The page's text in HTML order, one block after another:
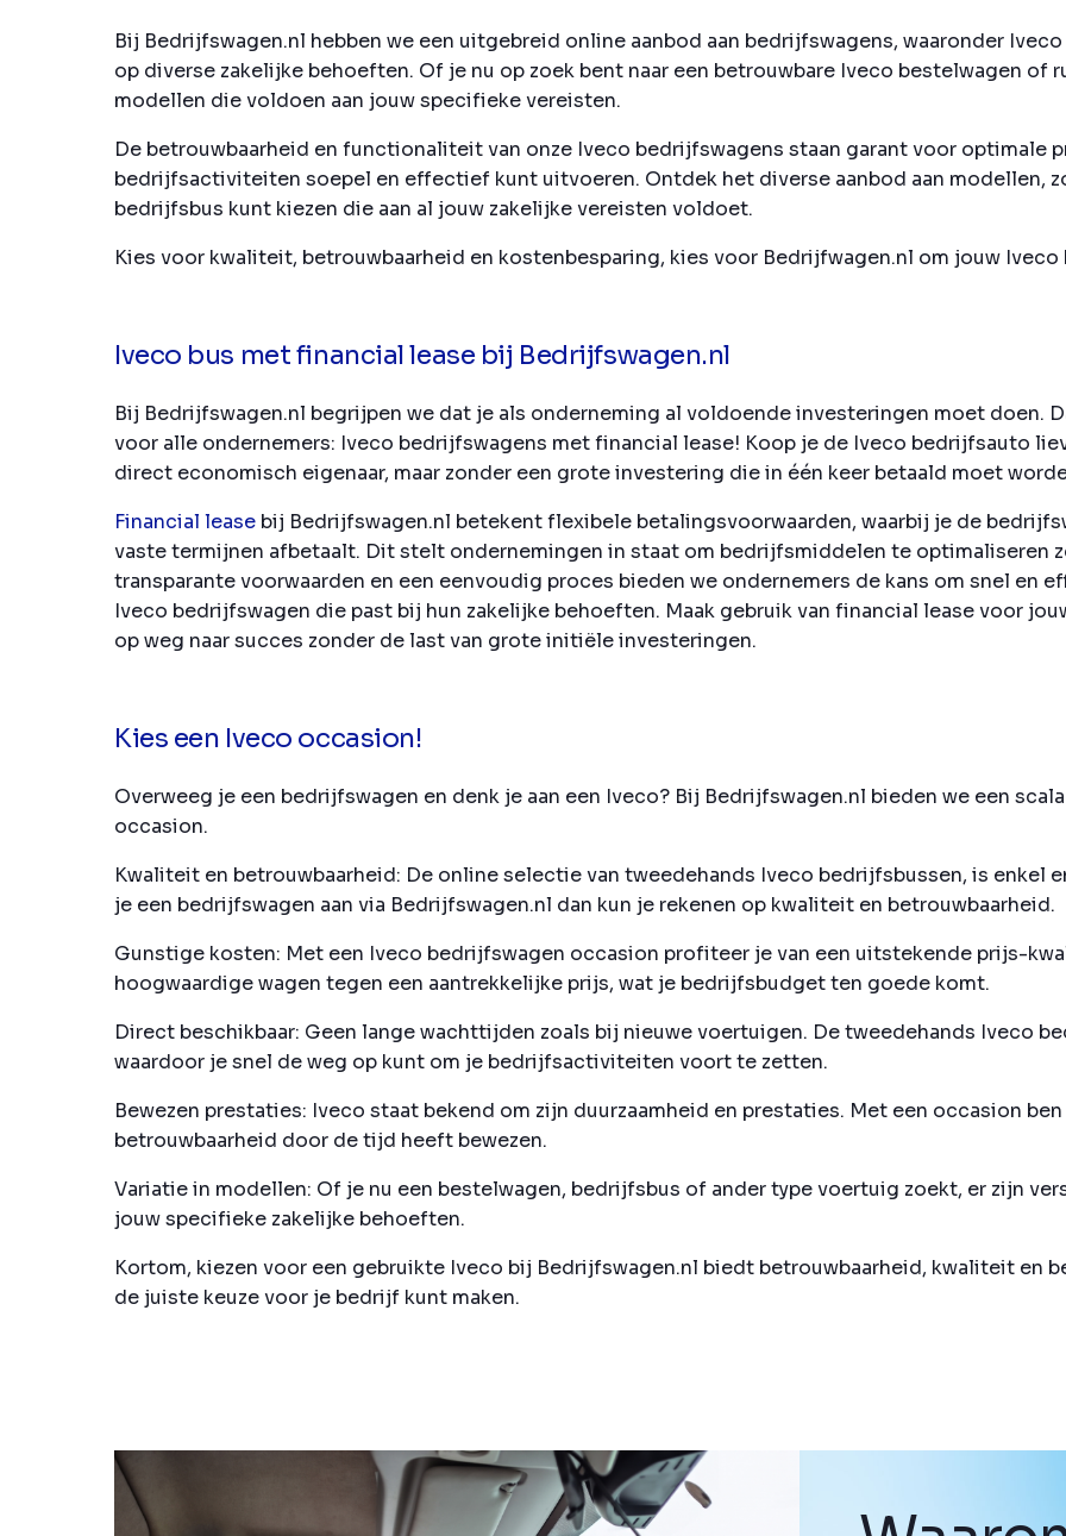
Bij Bedrijfswagen.nl hebben we een uitgebreid online aanbod aan bedrijfswagens, waaronder
op diverse zakelijke behoeften. Of je nu op zoek bent naar een betrouwbare Iveco bestelwagen of
modellen die voldoen aan jouw specifieke vereisten.
De betrouwbaarheid en functionaliteit van onze Iveco bedrijfswagens staan garant voor optimale
bedrijfsactiviteiten soepel en effectief kunt uitvoeren. Ontdek het diverse aanbod aan modellen,
bedrijfsbus kunt kiezen die aan al jouw zakelijke vereisten voldoet.
Kies voor kwaliteit, betrouwbaarheid en kostenbesparing, kies voor Bedrijfwagen.nl om jouw
Iveco bus met financial lease bij Bedrijfswagen.nl
Bij Bedrijfswagen.nl begrijpen we dat je als onderneming al voldoende investeringen moet doen.
voor alle ondernemers: Iveco bedrijfswagens met financial lease! Koop je de Iveco bedrijfsauto
direct economisch eigenaar, maar zonder een grote investering die in één keer betaald moet
Financial lease bij Bedrijfswagen.nl betekent flexibele betalingsvoorwaarden, waarbij je de
vaste termijnen afbetaalt. Dit stelt ondernemingen in staat om bedrijfsmiddelen te optimaliseren
transparante voorwaarden en een eenvoudig proces bieden we ondernemers de kans om snel en
Iveco bedrijfswagen die past bij hun zakelijke behoeften. Maak gebruik van financial lease voor
op weg naar succes zonder de last van grote initiële investeringen.
Kies een Iveco occasion!
Overweeg je een bedrijfswagen en denk je aan een Iveco? Bij Bedrijfswagen.nl bieden we een
occasion.
Kwaliteit en betrouwbaarheid: De online selectie van tweedehands Iveco bedrijfsbussen, is enkel
je een bedrijfswagen aan via Bedrijfswagen.nl dan kun je rekenen op kwaliteit en betrouwbaarheid.
Gunstige kosten: Met een Iveco bedrijfswagen occasion profiteer je van een uitstekende prijs-
hoogwaardige wagen tegen een aantrekkelijke prijs, wat je bedrijfsbudget ten goede komt.
Direct beschikbaar: Geen lange wachttijden zoals bij nieuwe voertuigen. De tweedehands Iveco
waardoor je snel de weg op kunt om je bedrijfsactiviteiten voort te zetten.
Bewezen prestaties: Iveco staat bekend om zijn duurzaamheid en prestaties. Met een occasion
betrouwbaarheid door de tijd heeft bewezen.
Variatie in modellen: Of je nu een bestelwagen, bedrijfsbus of ander type voertuig zoekt, er zijn
jouw specifieke zakelijke behoeften.
Kortom, kiezen voor een gebruikte Iveco bij Bedrijfswagen.nl biedt betrouwbaarheid, kwaliteit en
de juiste keuze voor je bedrijf kunt maken.